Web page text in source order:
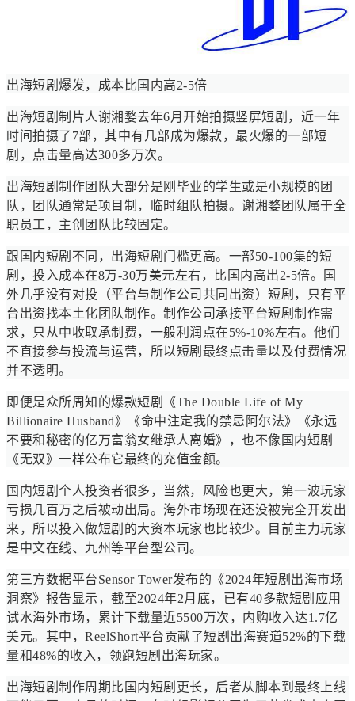
出海短剧爆发，成本比国内高2-5倍
出海短剧制片人谢湘婺去年6月开始拍摄竖屏短剧，近一年
时间拍摄了7部，其中有几部成为爆款，最火爆的一部短
剧，点击量高达300多万次。
出海短剧制作团队大部分是刚毕业的学生或是小规模的团
队，团队通常是项目制，临时组队拍摄。谢湘婺团队属于全
职员工，主创团队比较固定。
跟国内短剧不同，出海短剧门槛更高。一部50-100集的短
剧，投入成本在8万-30万美元左右，比国内高出2-5倍。国
外几乎没有对投（平台与制作公司共同出资）短剧，只有平
台出资找本土化团队制作。制作公司承接平台短剧制作需
求，只从中收取承制费，一般利润点在5%-10%左右。他们
不直接参与投流与运营，所以短剧最终点击量以及付费情况
并不透明。
即便是众所周知的爆款短剧《The Double Life of My
Billionaire Husband》《命中注定我的禁忌阿尔法》《永远
不要和秘密的亿万富翁女继承人离婚》，也不像国内短剧
《无双》一样公布它最终的充值金额。
国内短剧个人投资者很多，当然，风险也更大，第一波玩家
亏损几百万之后被动出局。海外市场现在还没被完全开发出
来，所以投入做短剧的大资本玩家也比较少。目前主力玩家
是中文在线、九州等平台型公司。
第三方数据平台Sensor Tower发布的《2024年短剧出海市场
洞察》报告显示，截至2024年2月底，已有40多款短剧应用
试水海外市场，累计下载量近5500万次，内购收入达1.7亿
美元。其中，ReelShort平台贡献了短剧出海赛道52%的下载
量和48%的收入，领跑短剧出海玩家。
出海短剧制作周期比国内短剧更长，后者从脚本到最终上线